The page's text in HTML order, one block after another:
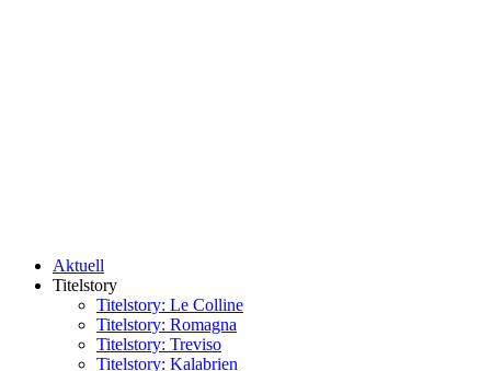
Aktuell
Titelstory
Titelstory: Le Colline
Titelstory: Romagna
Titelstory: Treviso
Titelstory: Kalabrien